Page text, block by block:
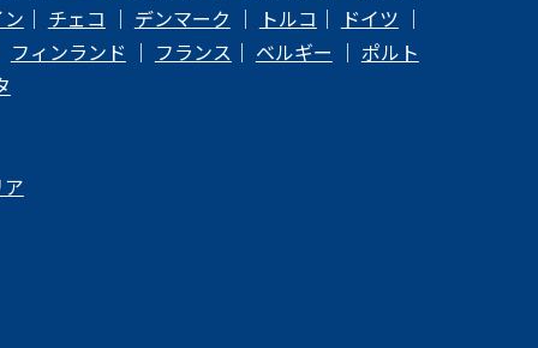
｜ チェコ ｜ デンマーク ｜ トルコ ｜ ドイツ ｜
フィンランド ｜ フランス ｜ ベルギー ｜ ポルト